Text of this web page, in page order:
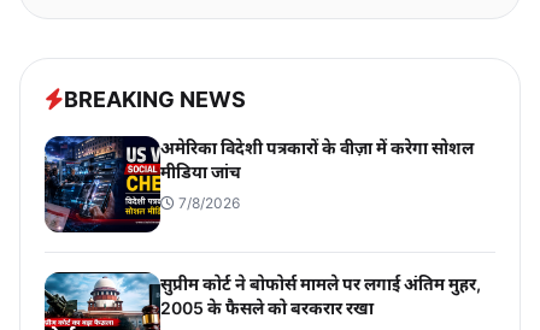
BREAKING NEWS
अमेरिका विदेशी पत्रकारों के वीज़ा में करेगा सोशल
मीडिया जांच
7/8/2026
सुप्रीम कोर्ट ने बोफोर्स मामले पर लगाई अंतिम मुहर,
2005 के फैसले को बरकरार रखा